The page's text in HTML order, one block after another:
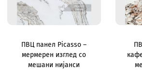
ПВЦ панел Picasso –
мермерен изглед со
мешани нијанси